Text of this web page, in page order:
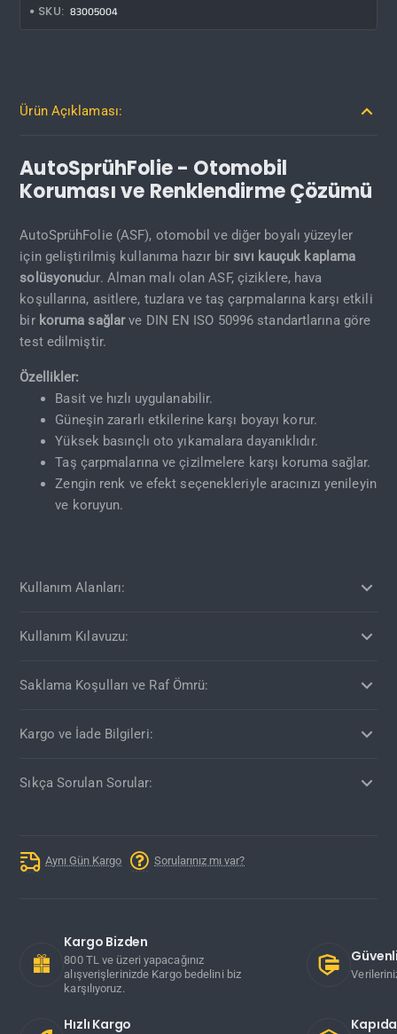
SKU: 83005004
Ürün Açıklaması:
AutoSprühFolie - Otomobil
Koruması ve Renklendirme Çözümü
AutoSprühFolie (ASF), otomobil ve diğer boyalı yüzeyler
için geliştirilmiş kullanıma hazır bir sıvı kauçuk kaplama
solüsyonudur. Alman malı olan ASF, çiziklere, hava
koşullarına, asitlere, tuzlara ve taş çarpmalarına karşı etkili
bir koruma sağlarve DIN EN ISO 50996 standartlarına göre
test edilmiştir.
Özellikler:
Basit ve hızlı uygulanabilir.
Güneşin zararlı etkilerine karşı boyayı korur.
Yüksek basınçlı oto yıkamalara dayanıklıdır.
Taş çarpmalarına ve çizilmelere karşı koruma sağlar.
Zengin renk ve efekt seçenekleriyle aracınızı yenileyin
ve koruyun.
Kullanım Alanları:
Kullanım Kılavuzu:
Saklama Koşulları ve Raf Ömrü:
Kargo ve İade Bilgileri:
Sıkça Sorulan Sorular:
Aynı Gün Kargo Sorularınız mı var?
Kargo Bizden
800 TL ve üzeri yapacağınız
alışverişlerinizde Kargo bedelini biz
karşılıyoruz.
Hızlı Kargo